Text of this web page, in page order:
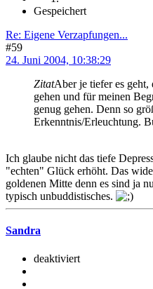
Gespeichert
Re: Eigene Verzapfungen...
#59
24. Juni 2004, 10:38:29
ZitatAber je tiefer es geht,
gehen und für meinen
genug gehen. Denn so
Erkenntnis/Erleuchtung.
Ich glaube nicht das tiefe
"echten" Glück erhöht. Das
goldenen Mitte denn es sind ja
typisch unbuddistisches.
Sandra
deaktiviert